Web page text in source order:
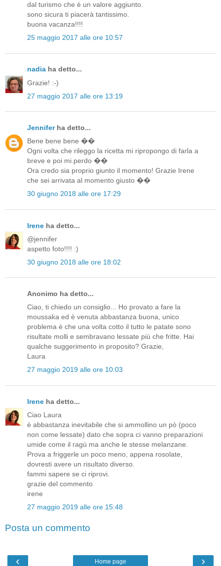
dal turismo che è un valore aggiunto.
sono sicura ti piacerà tantissimo.
buona vacanza!!!!
25 maggio 2017 alle ore 10:57
nadia ha detto...
Grazie! :-)
27 maggio 2017 alle ore 13:19
Jenniferha detto...
Bene bene bene ��
Ogni volta che rileggo la ricetta mi ripropongo di farla a
breve e poi mi.perdo ��
Ora credo sia proprio giunto il momento! Grazie Irene
che sei arrivata al momento giusto ��
30 giugno 2018 alle ore 17:29
Irene ha detto...
@jennifer
aspetto foto!!!! :)
30 giugno 2018 alle ore 18:02
Anonimo ha detto...
Ciao, ti chiedo un consiglio... Ho provato a fare la
moussaka ed è venuta abbastanza buona, unico
problema è che una volta cotto il tutto le patate sono
risultate molli e sembravano lessate più che fritte. Hai
qualche suggerimento in proposito? Grazie,
Laura
27 maggio 2019 alle ore 10:03
Irene ha detto...
Ciao Laura
è abbastanza inevitabile che si ammollino un pò (poco
non come lessate) dato che sopra ci vanno preparazioni
umide come il ragù ma anche le stesse melanzane.
Prova a friggerle un poco meno, appena rosolate,
dovresti avere un risultato diverso.
fammi sapere se ci riprovi.
grazie del commento
irene
27 maggio 2019 alle ore 15:48
Posta un commento
‹ ›
Home page